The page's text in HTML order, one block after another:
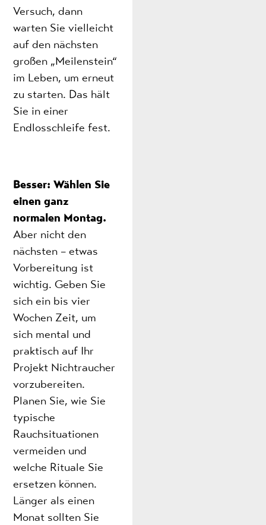
Versuch, dann
warten Sie vielleicht
auf den nächsten
großen „Meilenstein“
im Leben, um erneut
zu starten. Das hält
Sie in einer
Endlosschleife fest.
Besser: Wählen Sie
einen ganz
normalen Montag.
Aber nicht den
nächsten – etwas
Vorbereitung ist
wichtig. Geben Sie
sich ein bis vier
Wochen Zeit, um
sich mental und
praktisch auf Ihr
Projekt Nichtraucher
vorzubereiten.
Planen Sie, wie Sie
typische
Rauchsituationen
vermeiden und
welche Rituale Sie
ersetzen können.
Länger als einen
Monat sollten Sie